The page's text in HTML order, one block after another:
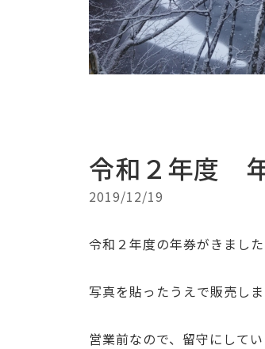
令和２年度
2019/12/19
令和２年度の年券がきました
写真を貼ったうえで販売し
営業前なので、留守にしてい